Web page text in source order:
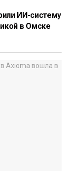
ИИ-систему
в Омске